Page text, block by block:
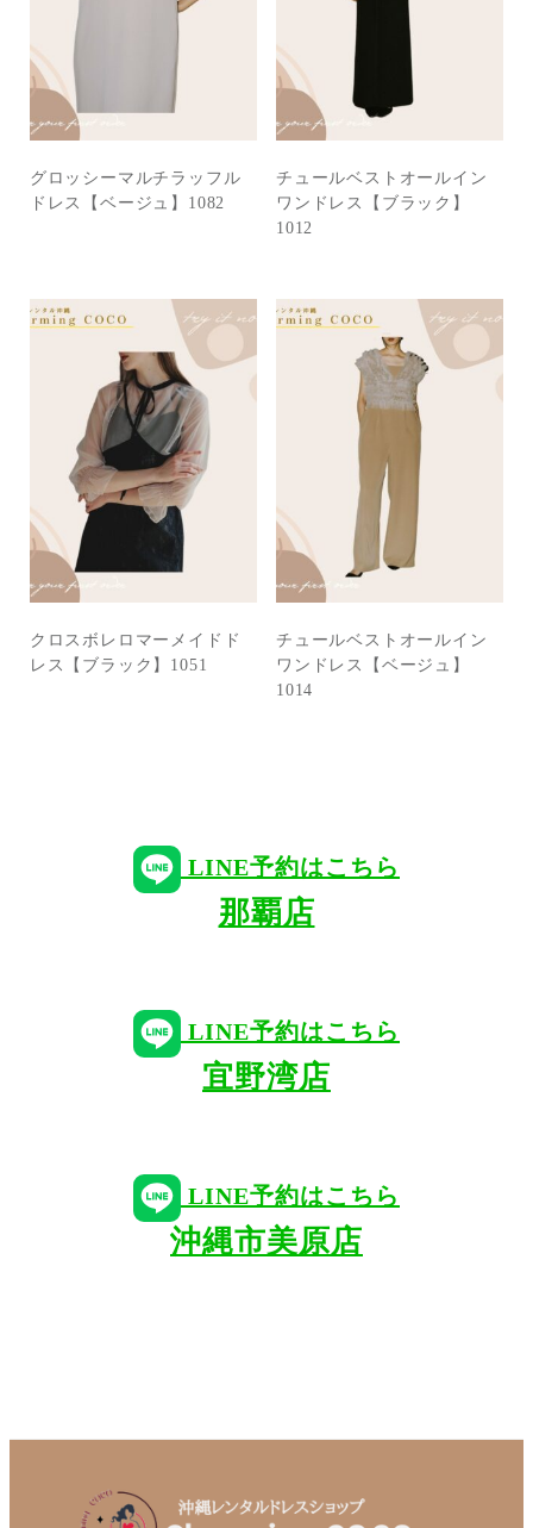
グロッシーマルチラッフル
ドレス【ベージュ】1082
チュールベストオールイン
ワンドレス【ブラック】
1012
クロスボレロマーメイドド
レス【ブラック】1051
チュールベストオールイン
ワンドレス【ベージュ】
1014
LINE予約はこちら
那覇店
LINE予約はこちら
宜野湾店
LINE予約はこちら
沖縄市美原店